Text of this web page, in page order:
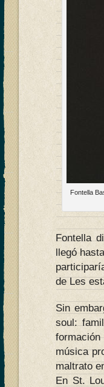
Fontella
Fontella
llegó
de Les
Sin
soul:
música
maltrato
En St.